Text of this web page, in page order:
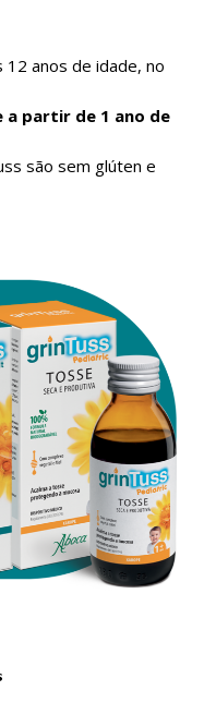
anos de idade, no
a partir de 1 ano de
são sem glúten e